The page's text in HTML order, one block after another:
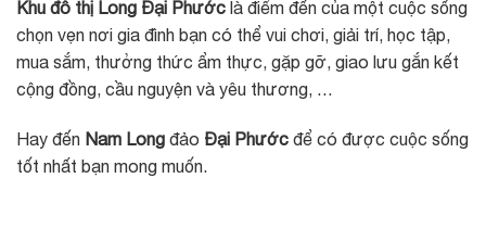
Khu đô thị Long Đại Phước là điểm đến của một cuộc sống
chọn vẹn nơi gia đình bạn có thể vui chơi, giải trí, học tập,
mua sắm, thưởng thức ẩm thực, gặp gỡ, giao lưu gắn kết
cộng đồng, cầu nguyện và yêu thương, …
Hay đến Nam Long đảo Đại Phước để có được cuộc sống
tốt nhất bạn mong muốn.